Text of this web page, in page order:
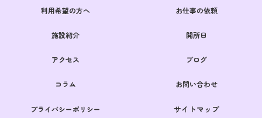
利用希望の方へ お仕事の依頼
施設紹介 開所日
アクセス ブログ
コラム お問い合わせ
プライバシーポリシー サイトマップ